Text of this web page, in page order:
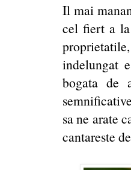
Il mai
cel fiert a
indelungat
bogata de
sa ne arate
cantareste